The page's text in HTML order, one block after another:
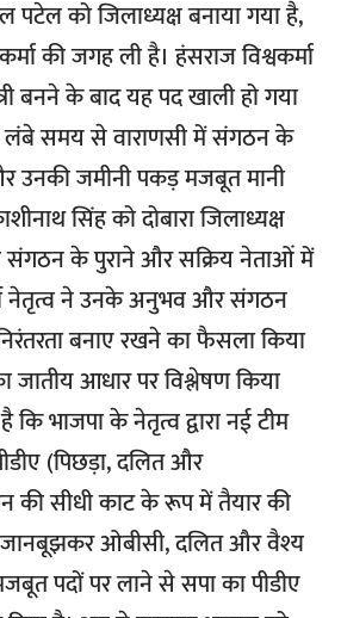
पटेल को जिलाध्यक्ष बनाया गया है,
की जगह ली है। हंसराज विश्वकर्मा
बनने के बाद यह पद खाली हो गया
समय से वाराणसी में संगठन के
उनकी जमीनी पकड़ मजबूत मानी
सिंह को दोबारा जिलाध्यक्ष
संगठन के पुराने और सक्रिय नेताओं में
नेतृत्व ने उनके अनुभव और संगठन
बनाए रखने का फैसला किया
जातीय आधार पर विश्लेषण किया
भाजपा के नेतृत्व द्वारा नई टीम
(पिछड़ा, दलित और
सीधी काट के रूप में तैयार की
जानबूझकर ओबीसी, दलित और वैश्य
पदों पर लाने से सपा का पीडीए